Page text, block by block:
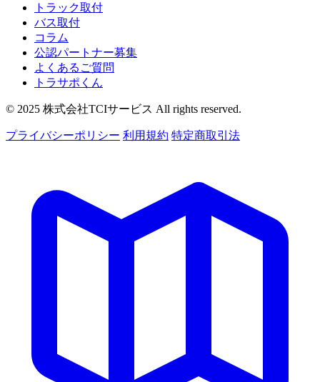
トラック取付
バス取付
コラム
公認パートナー募集
よくあるご質問
トラサポくん
© 2025 株式会社TCIサービス All rights reserved.
プライバシーポリシー 利用規約 特定商取引法